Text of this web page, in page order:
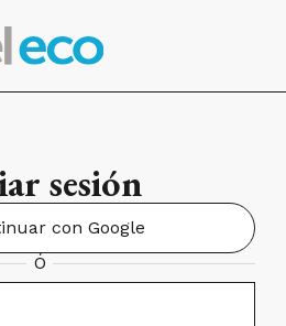
sesión
con Google
Ó